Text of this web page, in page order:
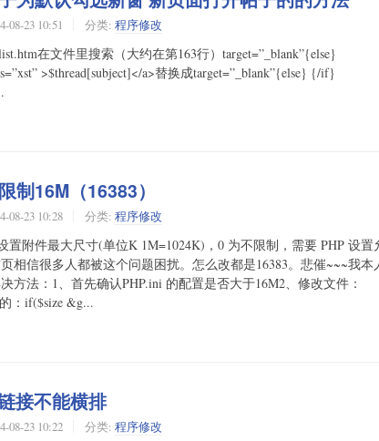
08-23 10:51 分类: 程序修改
在文件里搜索（大约在第163行）target=”_blank”{else}
>$thread[subject]</a>替换成target=”_blank”{else} {/if}
制16M（16383）
08-23 10:28 分类: 程序修改
附件最大尺寸(单位K 1M=1024K)，0 为不限制，需要 PHP 设置
相信很多人都被这个问题困扰。怎么改都是16383。悲催~~~我本
方法：1、首先确认PHP.ini 的配置是否大于16M2、修改文件：
的：if($size &g...
接不能横排
08-23 10:22 分类: 程序修改